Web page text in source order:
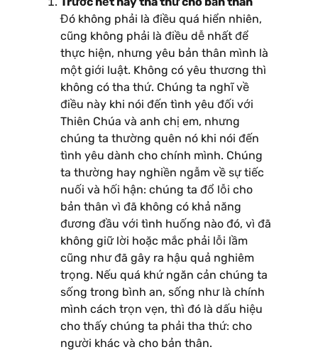
Đó không phải là điều quá hiển nhiên,
cũng không phải là điều dễ nhất để
thực hiện, nhưng yêu bản thân mình là
một giới luật. Không có yêu thương thì
không có tha thứ. Chúng ta nghĩ về
điều này khi nói đến tình yêu đối với
Thiên Chúa và anh chị em, nhưng
chúng ta thường quên nó khi nói đến
tình yêu dành cho chính mình. Chúng
ta thường hay nghiền ngẫm về sự tiếc
nuối và hối hận: chúng ta đổ lỗi cho
bản thân vì đã không có khả năng
đương đầu với tình huống nào đó, vì đã
không giữ lời hoặc mắc phải lỗi lầm
cũng như đã gây ra hậu quả nghiêm
trọng. Nếu quá khứ ngăn cản chúng ta
sống trong bình an, sống như là chính
mình cách trọn vẹn, thì đó là dấu hiệu
cho thấy chúng ta phải tha thứ: cho
người khác và cho bản thân.